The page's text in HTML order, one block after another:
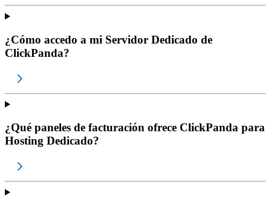
¿Cómo accedo a mi Servidor Dedicado de
ClickPanda?
¿Qué paneles de facturación ofrece ClickPanda para
Hosting Dedicado?